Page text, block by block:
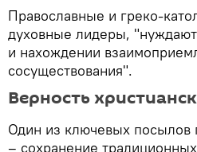
Православные и греко-
духовные лидеры,
и нахождении
сосуществования".
Верность
Один из ключевых посылов
– сохранение